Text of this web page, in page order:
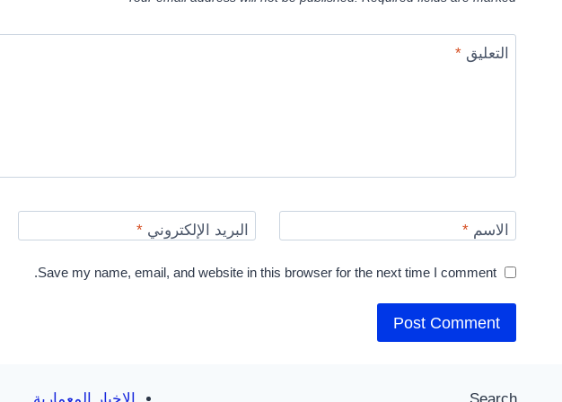
التعليق*
الاسم* البريد الإلكتروني*
Save my name, email, and website in this browser for the next time I comment.